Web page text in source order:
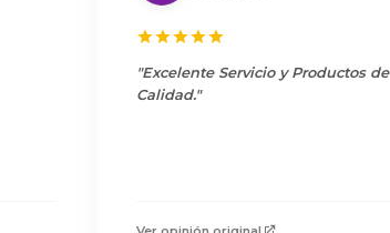
"Excelente Servicio y Productos de
Calidad."